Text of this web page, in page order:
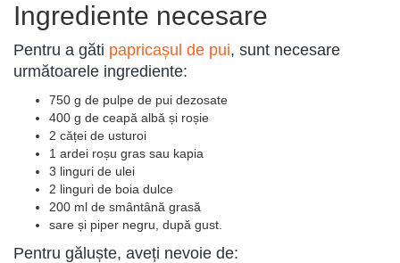
Ingrediente necesare
Pentru a găti papricașul de pui, sunt necesare
următoarele ingrediente:
750 g de pulpe de pui dezosate
400 g de ceapă albă și roșie
2 căței de usturoi
1 ardei roșu gras sau kapia
3 linguri de ulei
2 linguri de boia dulce
200 ml de smântână grasă
sare și piper negru, după gust.
Pentru găluște, aveți nevoie de: